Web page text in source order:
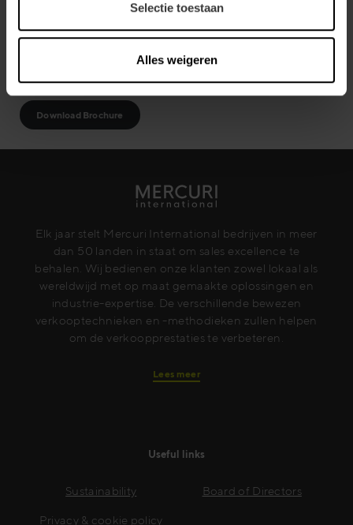
Selectie toestaan
Alles weigeren
Download Brochure
Elk jaar stelt Mercuri International bedrijven in meer
dan 50 landen in staat om sales excellence te
behalen. Wij bedienen onze klanten zowel lokaal als
wereldwijd met op maat gemaakte oplossingen en
industrie-expertise. De verschillende bewezen
verkooptechnieken en -methodieken zullen helpen
om de verkoopprestaties te verbeteren.
Lees meer
Useful links
Sustainability
Privacy & cookie policy
Board of Directors